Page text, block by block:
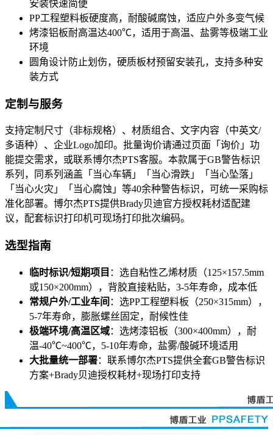
安装快速简便
PP工程塑料板硬度高，耐酸碱腐蚀，适应户外多变气候
烤漆铝板耐高温达400℃，适用于高温、盐雾等极端工业
环境
圆角设计防止划伤，硬质板材预留安装孔，支持多种安
装方式
定制与服务
支持定制尺寸（非标规格）、材质组合、文字内容（中英文/
多语种）、企业Logo加印。批量询价请通过页面「询价」功
能提交需求，或联系博尔杰PTS客服。本款属于GB警告标识
系列，同系列涵盖「当心车辆」「当心滑跌」「当心坠落」
「当心火灾」「当心腐蚀」等40余种警告标识，可统一采购标
准化部署。博尔杰PTS提供Brady贝迪官方授权耗材适配建
议，配套标识打印机可现场打印批次编码。
选型指南
临时标识/短期项目 ：选自粘性乙烯材质（125×157.5mm
或150×200mm），背胶直接粘贴，3-5年寿命，成本低
常规户外/工业车间 ：选PP工程塑料板（250×315mm），
5-7年寿命，膨胀螺丝固定，耐候性佳
极端环境/高温区域：选烤漆铝板（300×400mm），耐
温-40℃~400℃，5-10年寿命，盐雾/酸碱环境适用
大批量统一部署：联系博尔杰PTS提供全套GB警告标识
方案+Brady贝迪授权耗材+现场打印支持